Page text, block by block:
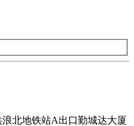
北地铁站A出口勤城达大厦